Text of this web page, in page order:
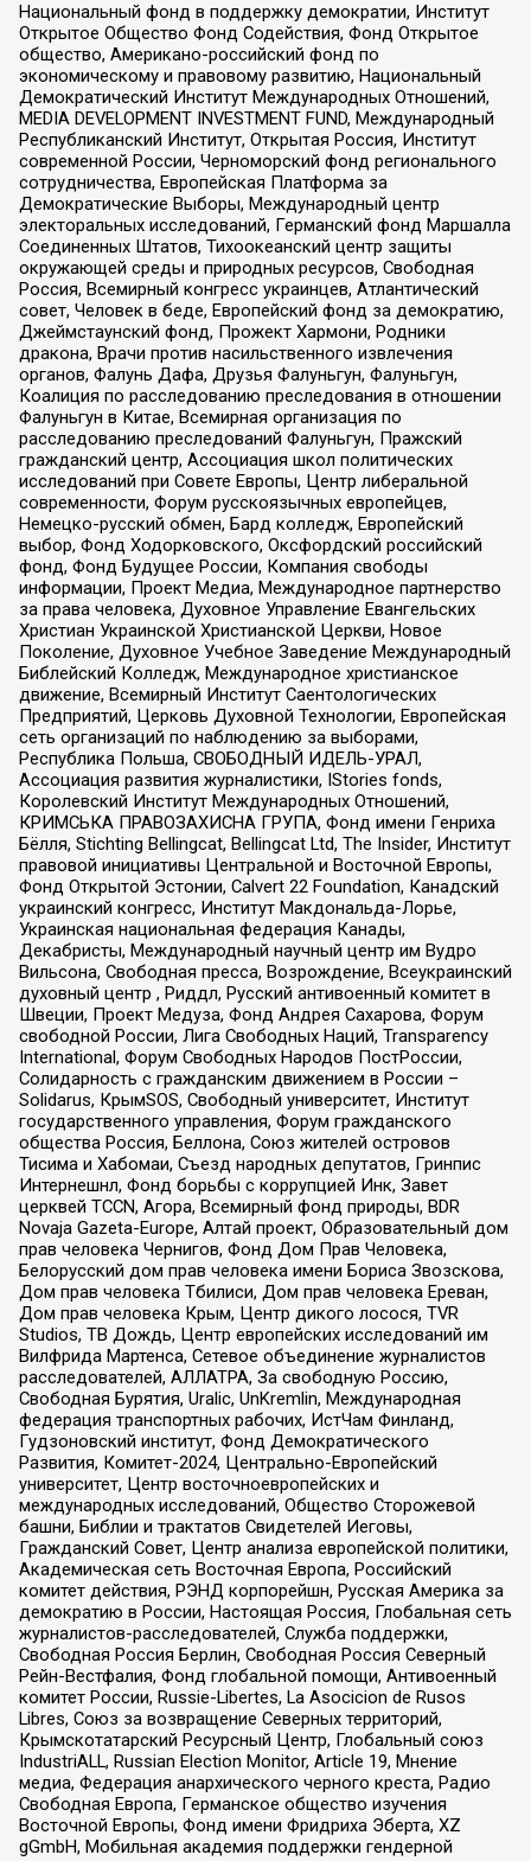
Национальный фонд в поддержку демократии, Институт
Открытое Общество Фонд Содействия, Фонд Открытое
общество, Американо-российский фонд по
экономическому и правовому развитию, Национальный
Демократический Институт Международных Отношений,
MEDIA DEVELOPMENT INVESTMENT FUND, Международный
Республиканский Институт, Открытая Россия, Институт
современной России, Черноморский фонд регионального
сотрудничества, Европейская Платформа за
Демократические Выборы, Международный центр
электоральных исследований, Германский фонд Маршалла
Соединенных Штатов, Тихоокеанский центр защиты
окружающей среды и природных ресурсов, Свободная
Россия, Всемирный конгресс украинцев, Атлантический
совет, Человек в беде, Европейский фонд за демократию,
Джеймстаунский фонд, Прожект Хармони, Родники
дракона, Врачи против насильственного извлечения
органов, Фалунь Дафа, Друзья Фалуньгун, Фалуньгун,
Коалиция по расследованию преследования в отношении
Фалуньгун в Китае, Всемирная организация по
расследованию преследований Фалуньгун, Пражский
гражданский центр, Ассоциация школ политических
исследований при Совете Европы, Центр либеральной
современности, Форум русскоязычных европейцев,
Немецко-русский обмен, Бард колледж, Европейский
выбор, Фонд Ходорковского, Оксфордский российский
фонд, Фонд Будущее России, Компания свободы
информации, Проект Медиа, Международное партнерство
за права человека, Духовное Управление Евангельских
Христиан Украинской Христианской Церкви, Новое
Поколение, Духовное Учебное Заведение Международный
Библейский Колледж, Международное христианское
движение, Всемирный Институт Саентологических
Предприятий, Церковь Духовной Технологии, Европейская
сеть организаций по наблюдению за выборами,
Республика Польша, СВОБОДНЫЙ ИДЕЛЬ-УРАЛ,
Ассоциация развития журналистики, IStories fonds,
Королевский Институт Международных Отношений,
КРИМСЬКА ПРАВОЗАХИСНА ГРУПА, Фонд имени Генриха
Бёлля, Stichting Bellingcat, Bellingcat Ltd, The Insider, Институт
правовой инициативы Центральной и Восточной Европы,
Фонд Открытой Эстонии, Calvert 22 Foundation, Канадский
украинский конгресс, Институт Макдональда-Лорье,
Украинская национальная федерация Канады,
Декабристы, Международный научный центр им Вудро
Вильсона, Свободная пресса, Возрождение, Всеукраинский
духовный центр , Риддл, Русский антивоенный комитет в
Швеции, Проект Медуза, Фонд Андрея Сахарова, Форум
свободной России, Лига Свободных Наций, Transparеncy
International, Форум Свободных Народов ПостРоссии,
Солидарность с гражданским движением в России –
Solidarus, КрымSOS, Свободный университет, Институт
государственного управления, Форум гражданского
общества Россия, Беллона, Союз жителей островов
Тисима и Хабомаи, Съезд народных депутатов, Гринпис
Интернешнл, Фонд борьбы с коррупцией Инк, Завет
церквей TCCN, Агора, Всемирный фонд природы, BDR
Novaja Gazeta-Europe, Алтай проект, Образовательный дом
прав человека Чернигов, Фонд Дом Прав Человека,
Белорусский дом прав человека имени Бориса Звозскова,
Дом прав человека Тбилиси, Дом прав человека Ереван,
Дом прав человека Крым, Центр дикого лосося, TVR
Studios, ТВ Дождь, Центр европейских исследований им
Вилфрида Мартенса, Сетевое объединение журналистов
расследователей, АЛЛАТРА, За свободную Россию,
Свободная Бурятия, Uralic, UnKremlin, Международная
федерация транспортных рабочих, ИстЧам Финланд,
Гудзоновский институт, Фонд Демократического
Развития, Комитет-2024, Центрально-Европейский
университет, Центр восточноевропейских и
международных исследований, Общество Сторожевой
башни, Библии и трактатов Свидетелей Иеговы,
Гражданский Совет, Центр анализа европейской политики,
Академическая сеть Восточная Европа, Российский
комитет действия, РЭНД корпорейшн, Русская Америка за
демократию в России, Настоящая Россия, Глобальная сеть
журналистов-расследователей, Служба поддержки,
Свободная Россия Берлин, Свободная Россия Северный
Рейн-Вестфалия, Фонд глобальной помощи, Антивоенный
комитет России, Russie-Libertes, La Asocicion de Rusos
Libres, Союз за возвращение Северных территорий,
Крымскотатарский Ресурсный Центр, Глобальный союз
IndustriALL, Russian Election Monitor, Article 19, Мнение
медиа, Федерация анархического черного креста, Радио
Свободная Европа, Германское общество изучения
Восточной Европы, Фонд имени Фридриха Эберта, XZ
gGmbH, Мобильная академия поддержки гендерной